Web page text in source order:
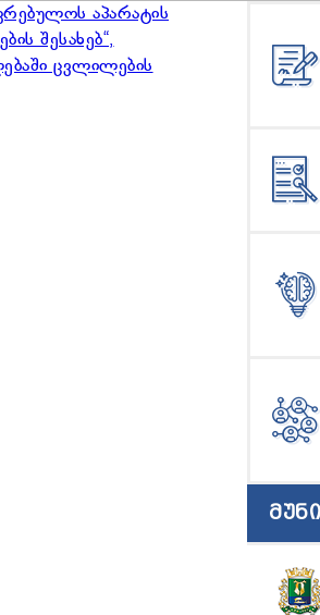
აპარატის
შესახებ“,
ცვლილების